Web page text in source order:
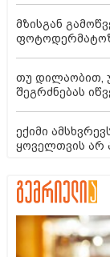
მზისგან
თუ დილაობით,
შეგრძნებას
ექიმი
ყოველთვის არ